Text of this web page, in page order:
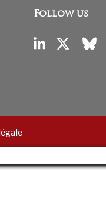
Follow us